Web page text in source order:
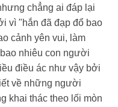
chẳng ai đáp lại
vì "hắn đã đạp đổ bao
cảnh yên vui, làm
nhiêu con người
điều ác như vậy bởi
về những người
khai thác theo lối mòn